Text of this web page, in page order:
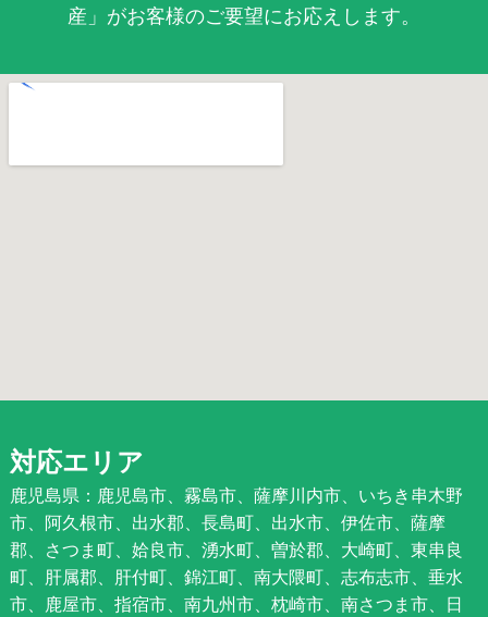
産」がお客様のご要望にお応えします。
対応エリア
鹿児島県：鹿児島市、霧島市、薩摩川内市、いちき串木野
市、阿久根市、出水郡、長島町、出水市、伊佐市、薩摩
郡、さつま町、姶良市、湧水町、曽於郡、大崎町、東串良
町、肝属郡、肝付町、錦江町、南大隈町、志布志市、垂水
市、鹿屋市、指宿市、南九州市、枕崎市、南さつま市、日